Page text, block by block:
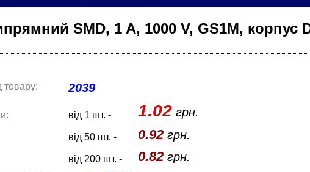
SMD, 1 A, 1000 V, GS1M, корпус
товару: 2039
від 1 шт. - 1.02 грн.
від 50 шт. - 0.92 грн.
від 200 шт. - 0.82 грн.